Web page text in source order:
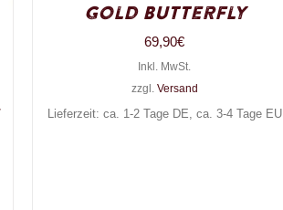
Gold Butterfly
69,90€
Inkl. MwSt.
zzgl. Versand
Lieferzeit: ca. 1-2 Tage DE, ca. 3-4 Tage EU